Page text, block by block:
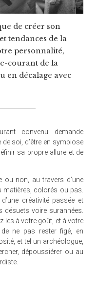
de créer son
tendances de la
personnalité,
courant de la
en décalage avec
convenu demande
soi, d’être en symbiose
sa propre allure et de
ou non, au travers d’une
matières, colorés ou pas.
créativité passée et
désuets voire surannées.
les à votre goût, et à votre
de ne pas rester figé, en
et tel un archéologue,
dépoussiérer ou au